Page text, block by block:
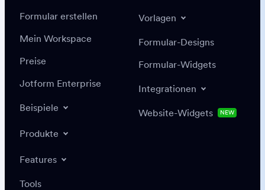
Formular erstellen
Mein Workspace
Preise
Jotform Enterprise
Beispiele
Produkte
Features
Tools
Vorlagen
Formular-Designs
Formular-Widgets
Integrationen
Website-Widgets NEW